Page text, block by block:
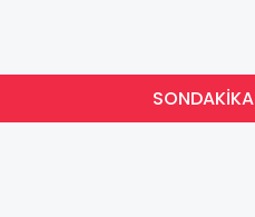
SONDAKİKA